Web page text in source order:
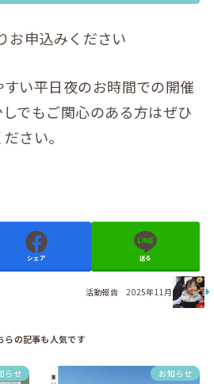
お申込みください
い平日夜のお時間での開催
でもご関心のある方はぜひ
さい。
シェア 送る
活動報告 2025年11月
らせ お知らせ